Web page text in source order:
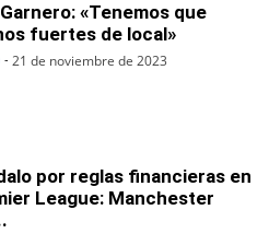
«Tenemos que
fuertes de local»
- 21 de noviembre de 2023
por reglas financieras en
League: Manchester